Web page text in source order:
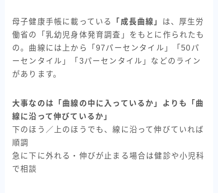
母子健康手帳に載っている 「成長曲線」 は、厚生労
働省の「乳幼児身体発育調査」をもとに作られたも
の。曲線には上から「97パーセンタイル」「50パ
ーセンタイル」「3パーセンタイル」などのライン
があります。
大事なのは「曲線の中に入っているか」よりも「曲
線に沿って伸びているか」
下のほう／上のほうでも、線に沿って伸びていれば
順調
急に下に外れる・伸びが止まる場合は健診や小児科
で相談